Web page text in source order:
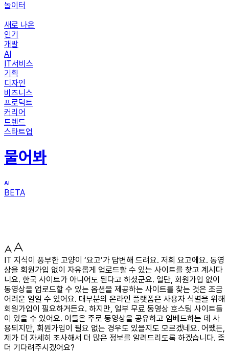
놀이터
새로 나온
인기
개발
AI
IT서비스
기획
디자인
비즈니스
프로덕트
커리어
트렌드
스타트업
물어봐
BETA
IT 지식이 풍부한 고양이 ‘요고’가 답변해 드려요. 저희 요고에요. 동영
상을 회원가입 없이 자유롭게 업로드할 수 있는 사이트를 찾고 계시다
니요. 한국 사이트가 아니어도 된다고 하셨군요. 일단, 회원가입 없이
동영상을 업로드할 수 있는 옵션을 제공하는 사이트를 찾는 것은 조금
어려운 일일 수 있어요. 대부분의 온라인 플랫폼은 사용자 식별을 위해
회원가입이 필요하거든요. 하지만, 일부 무료 동영상 호스팅 사이트들
이 있을 수 있어요. 이들은 주로 동영상을 공유하고 임베드하는 데 사
용되지만, 회원가입이 필요 없는 경우도 있을지도 모르겠네요. 어쨌든,
제가 더 자세히 조사해서 더 많은 정보를 알려드리도록 하겠습니다. 좀
더 기다려주시겠어요?